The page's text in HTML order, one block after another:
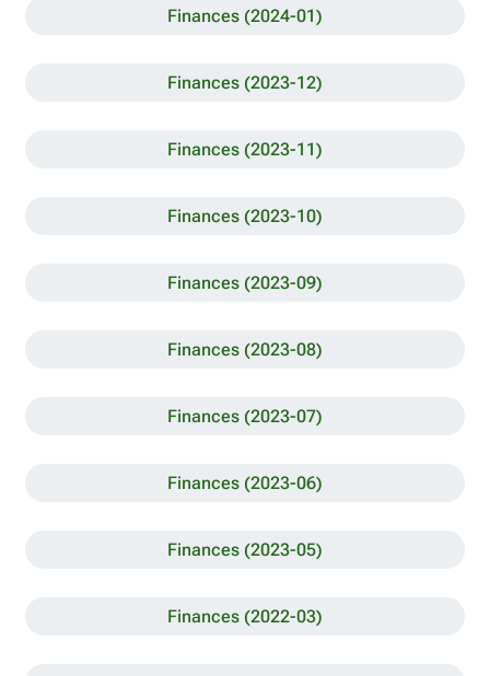
Finances (2024-01)
Finances (2023-12)
Finances (2023-11)
Finances (2023-10)
Finances (2023-09)
Finances (2023-08)
Finances (2023-07)
Finances (2023-06)
Finances (2023-05)
Finances (2022-03)